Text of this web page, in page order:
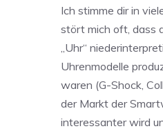
Ich stimme dir in
stört mich oft, dass
„Uhr“
Uhrenmodelle
waren (G-Shock,
der Markt der
interessanter wird